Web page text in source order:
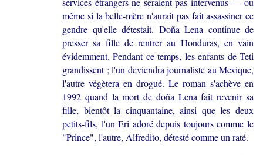
même si la belle-mère n'aurait pas fait assassiner ce
gendre qu'elle détestait. Doña Lena continue de
presser sa fille de rentrer au Honduras, en vain
évidemment. Pendant ce temps, les enfants de Teti
grandissent ; l'un deviendra journaliste au Mexique,
l'autre végètera en drogué. Le roman s'achève en
1992 quand la mort de doña Lena fait revenir sa
fille, bientôt la cinquantaine, ainsi que les deux
petits-fils, l'un Eri adoré depuis toujours comme le
"Prince", l'autre, Alfredito, détesté comme un raté.